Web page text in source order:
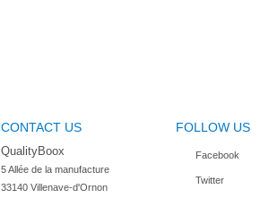
CONTACT US
QualityBoox
5 Allée de la manufacture
33140 Villenave-d'Ornon
FOLLOW US
Facebook
Twitter